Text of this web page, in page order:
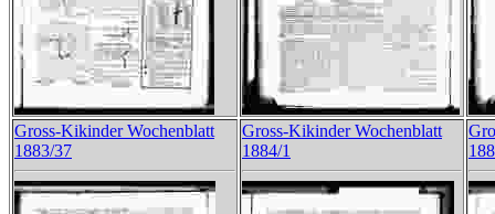
Gross-Kikinder Wochenblatt
1883/37
Gross-Kikinder Wochenblatt
1884/1